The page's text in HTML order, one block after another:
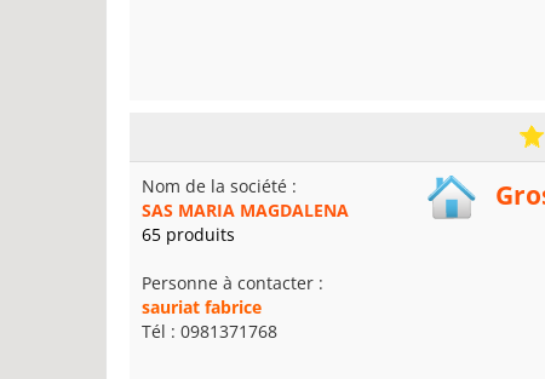
Nom de la société :
SAS MARIA MAGDALENA
65 produits
Personne à contacter :
sauriat fabrice
Tél : 0981371768